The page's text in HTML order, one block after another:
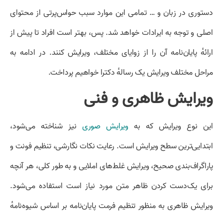
دستوری در زبان و … تمامی این موارد سبب حواس‌پرتی از محتوای
اصلی و توجه به ایرادات خواهد شد. پس، بهتر است افراد تا پیش از
ارائهٔ پایان‌نامه آن را از زوایای مختلف، ویرایش کنند. در ادامه به
مراحل مختلف ویرایش یک رسالهٔ دکترا خواهیم پرداخت.
ویرایش ظاهری و فنی
این نوع ویرایش که به ویرایش صوری نیز شناخته می‌شود،
ابتدایی‌ترین سطح ویرایش است. رعایت نکات نگارشی، تنظیم فونت و
پاراگراف‌بندی صحیح، ویرایش غلط‌های املایی و به طور کلی، هر آنچه
برای یک‌دست کردن ظاهر متن مورد نیاز است استفاده می‌شود.
ویرایش ظاهری به منظور تنظیم فرمت پایان‌نامه بر اساس شیوه‌نامهٔ